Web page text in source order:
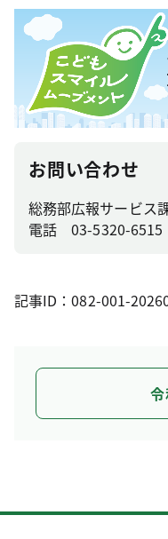
お問い合わせ
総務部広報サービス
電話 03-5320-6515
記事ID：082-001-